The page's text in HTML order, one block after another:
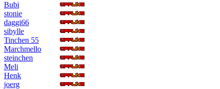
Bubi
stonie
daggi66
sibylle
Tinchen 55
Marchmello
steinchen
Meli
Henk
joerg